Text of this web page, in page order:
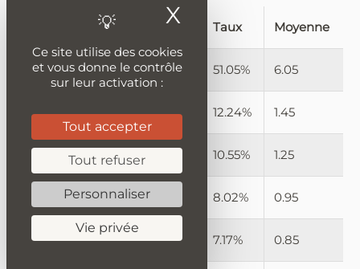
Nombre Taux Moyenne
bourguignon 121 51.05% 6.05
petit 29 12.24% 1.45
garni 25 10.55% 1.25
meilleur 19 8.02% 0.95
bon 17 7.17% 0.85
Ce site utilise des cookies
et vous donne le contrôle
sur leur activation :
Tout accepter
Tout refuser
Personnaliser
Vie privée
X Masquer le